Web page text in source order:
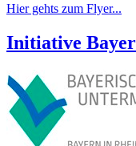
Hier gehts zum Flyer...
Initiative